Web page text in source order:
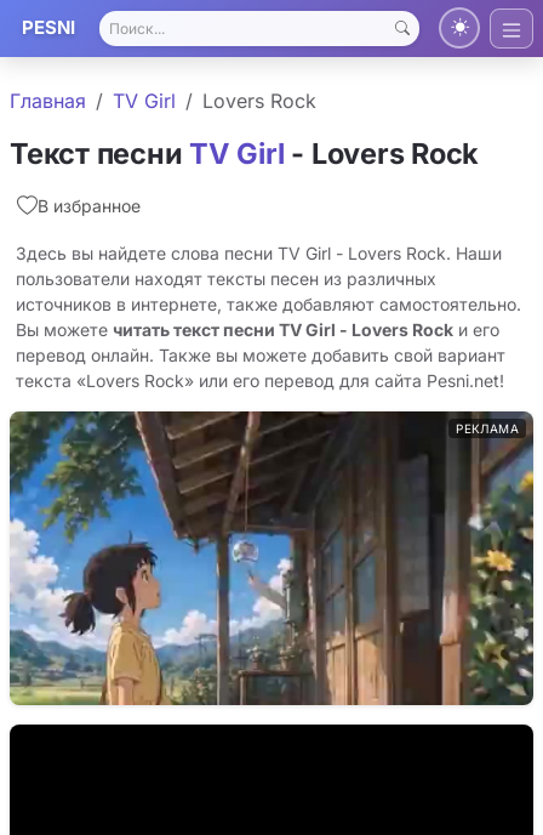
PESNI
Главная TV Girl Lovers Rock
Текст песниTV Girl - Lovers Rock
В избранное
Здесь вы найдете слова песни TV Girl - Lovers Rock. Наши
пользователи находят тексты песен из различных
источников в интернете, также добавляют самостоятельно.
Вы можете читать текст песни TV Girl - Lovers Rock и его
перевод онлайн. Также вы можете добавить свой вариант
текста «Lovers Rock» или его перевод для сайта Pesni.net!
РЕКЛАМА